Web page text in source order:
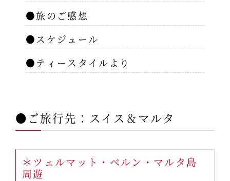
●旅のご感想
●スケジュール
●ティースタイルより
●ご旅行先：スイス＆マルタ
＊ツェルマット・ベルン・マルタ島
周遊